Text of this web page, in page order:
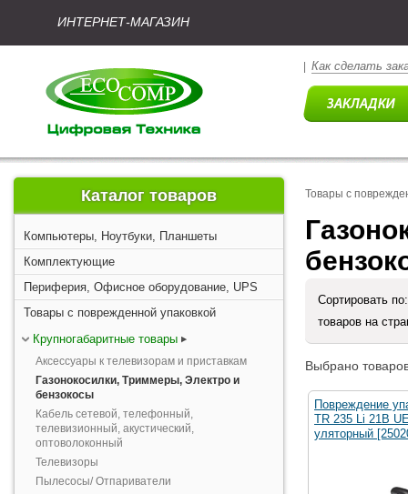
ИНТЕРНЕТ-МАГАЗИН
Как сделать
Каталог товаров
Компьютеры, Ноутбуки, Планшеты
Комплектующие
Периферия, Офисное оборудование, UPS
Товары с поврежденной упаковкой
Крупногабаритные товары
Аксессуары к телевизорам и приставкам
Газонокосилки, Триммеры, Электро и
бензокосы
Кабель сетевой, телефонный,
телевизионный, акустический,
оптоволоконный
Телевизоры
Пылесосы/ Отпариватели
Товары с
Сортировать
товаров на
Выбрано
Повреждение
TR 235 Li 21B
уляторный